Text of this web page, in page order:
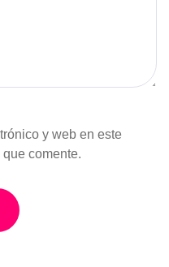
y web en este
comente.